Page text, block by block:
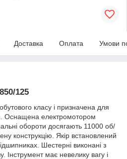
Доставка Оплата Умови
125
класу і призначена для
Оснащена електромотором
обороти досягають 11000 об/
конструкцію. Якір встановлений
Шестерні виконані з
Інструмент має невелику вагу і